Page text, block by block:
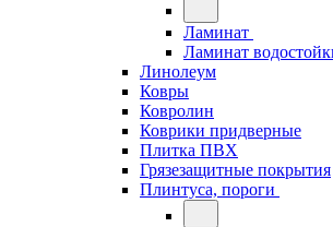
Ламинат
Ламинат
Линолеум
Ковры
Ковролин
Коврики придверные
Плитка ПВХ
Грязезащитные покрытия
Плинтуса, пороги